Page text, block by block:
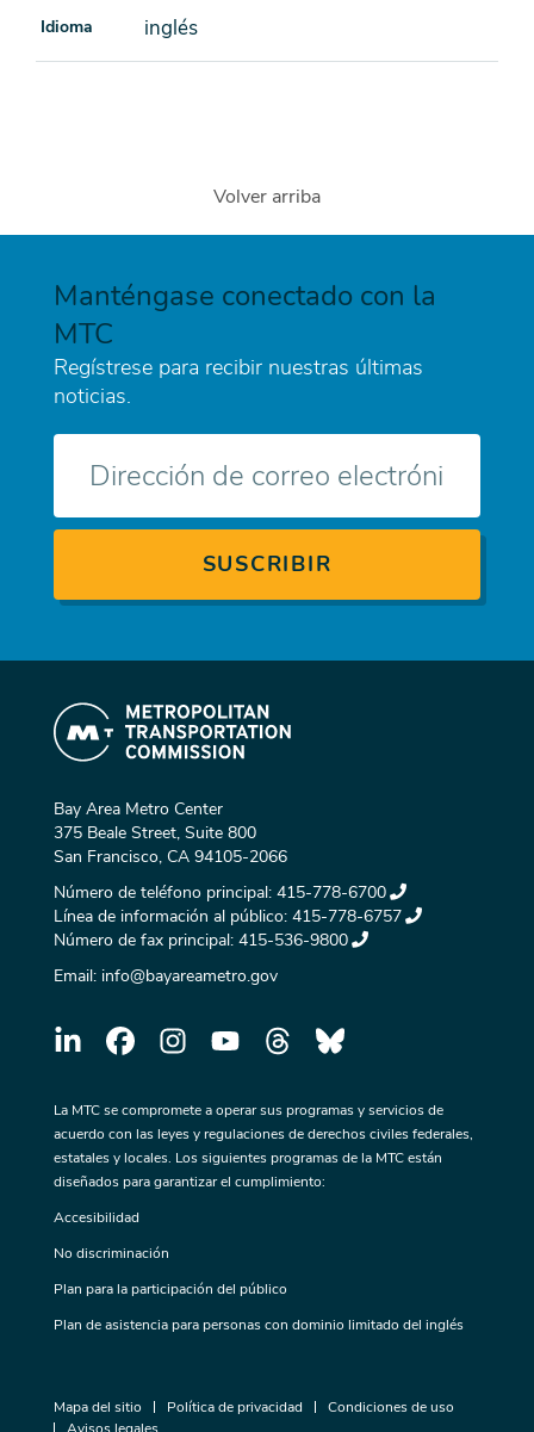
Idioma inglés
Volver arriba
Manténgase conectado con la
MTC
Regístrese para recibir nuestras últimas
noticias.
electrónico
Bay Area Metro Center
375 Beale Street, Suite 800
San Francisco, CA 94105-2066
Número de teléfono principal: 415-778-6700
Línea de información al público: 415-778-6757
Número de fax principal: 415-536-9800
Email: info@bayareametro.gov
La MTC se compromete a operar sus programas y servicios de
acuerdo con las leyes y regulaciones de derechos civiles federales,
estatales y locales. Los siguientes programas de la MTC están
diseñados para garantizar el cumplimiento:
Accesibilidad
No discriminación
Plan para la participación del público
Plan de asistencia para personas con dominio limitado del inglés
Mapa del sitio Política de privacidad
Condiciones de uso